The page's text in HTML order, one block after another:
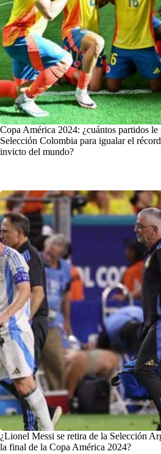
Copa América 2024: ¿cuántos partidos le
Selección Colombia para igualar el
invicto del mundo?
¿Lionel Messi se retira de la Selección
la final de la Copa América 2024?